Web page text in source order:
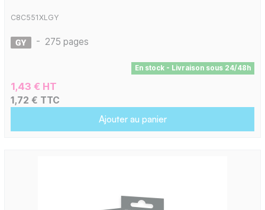
C8C551XLGY
- 275 pages
En stock - Livraison sous 24/48h
1,43 € HT
1,72 € TTC
Ajouter au panier